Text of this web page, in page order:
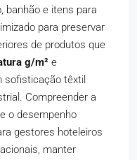
banhão e itens para
para preservar
de produtos que
g/m² e
sofisticação têxtil
Compreender a
o desempenho
gestores hoteleiros
manter